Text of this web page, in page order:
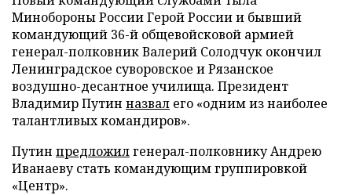
Минобороны России Герой России и бывший
командующий 36-й общевойсковой армией
генерал-полковник Валерий Солодчук окончил
Ленинградское суворовское и Рязанское
воздушно-десантное училища. Президент
Владимир Путин назвал его «одним из наиболее
талантливых командиров».
Путин предложилгенерал-полковнику Андрею
Иванаеву стать командующим группировкой
«Центр».